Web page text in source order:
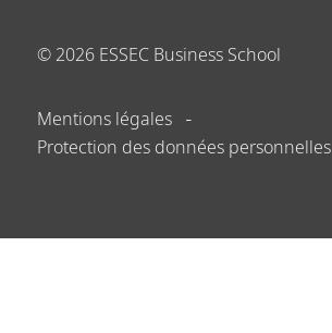
© 2026 ESSEC Business School
Mentions légales
Protection des données personnelles